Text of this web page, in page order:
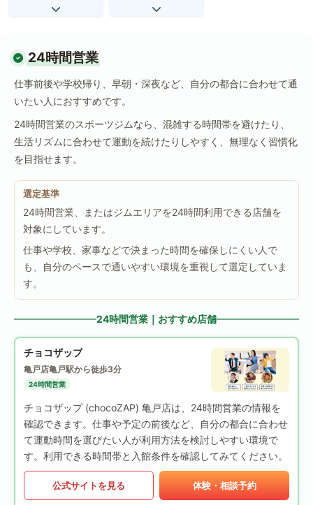
24時間営業
仕事前後や学校帰り、早朝・深夜など、自分の都合に合わせて通
いたい人におすすめです。
24時間営業のスポーツジムなら、混雑する時間帯を避けたり、
生活リズムに合わせて運動を続けたりしやすく、無理なく習慣化
を目指せます。
選定基準
24時間営業、またはジムエリアを24時間利用できる店舗を
対象にしています。
仕事や学校、家事などで決まった時間を確保しにくい人で
も、自分のペースで通いやすい環境を重視して選定していま
す。
24時間営業｜おすすめ店舗
チョコザップ
亀戸店亀戸駅から徒歩3分
24時間営業
チョコザップ (chocoZAP) 亀戸店は、24時間営業の情報を
確認できます。仕事や予定の前後など、自分の都合に合わせ
て運動時間を選びたい人が利用方法を検討しやすい環境で
す。利用できる時間帯と入館条件を確認してみてください。
公式サイトを見る 体験・相談予約